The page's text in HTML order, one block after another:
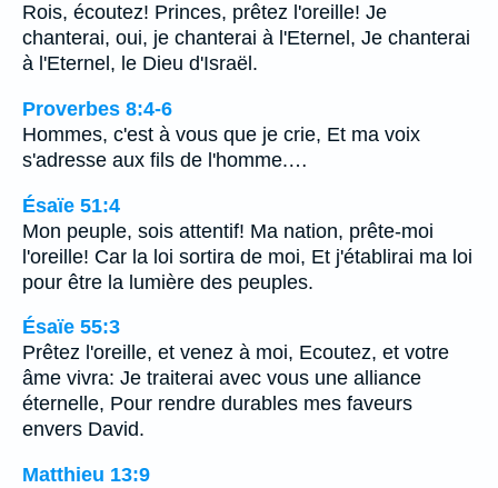
Rois, écoutez! Princes, prêtez l'oreille! Je
chanterai, oui, je chanterai à l'Eternel, Je chanterai
à l'Eternel, le Dieu d'Israël.
Proverbes 8:4-6
Hommes, c'est à vous que je crie, Et ma voix
s'adresse aux fils de l'homme.…
Ésaïe 51:4
Mon peuple, sois attentif! Ma nation, prête-moi
l'oreille! Car la loi sortira de moi, Et j'établirai ma loi
pour être la lumière des peuples.
Ésaïe 55:3
Prêtez l'oreille, et venez à moi, Ecoutez, et votre
âme vivra: Je traiterai avec vous une alliance
éternelle, Pour rendre durables mes faveurs
envers David.
Matthieu 13:9